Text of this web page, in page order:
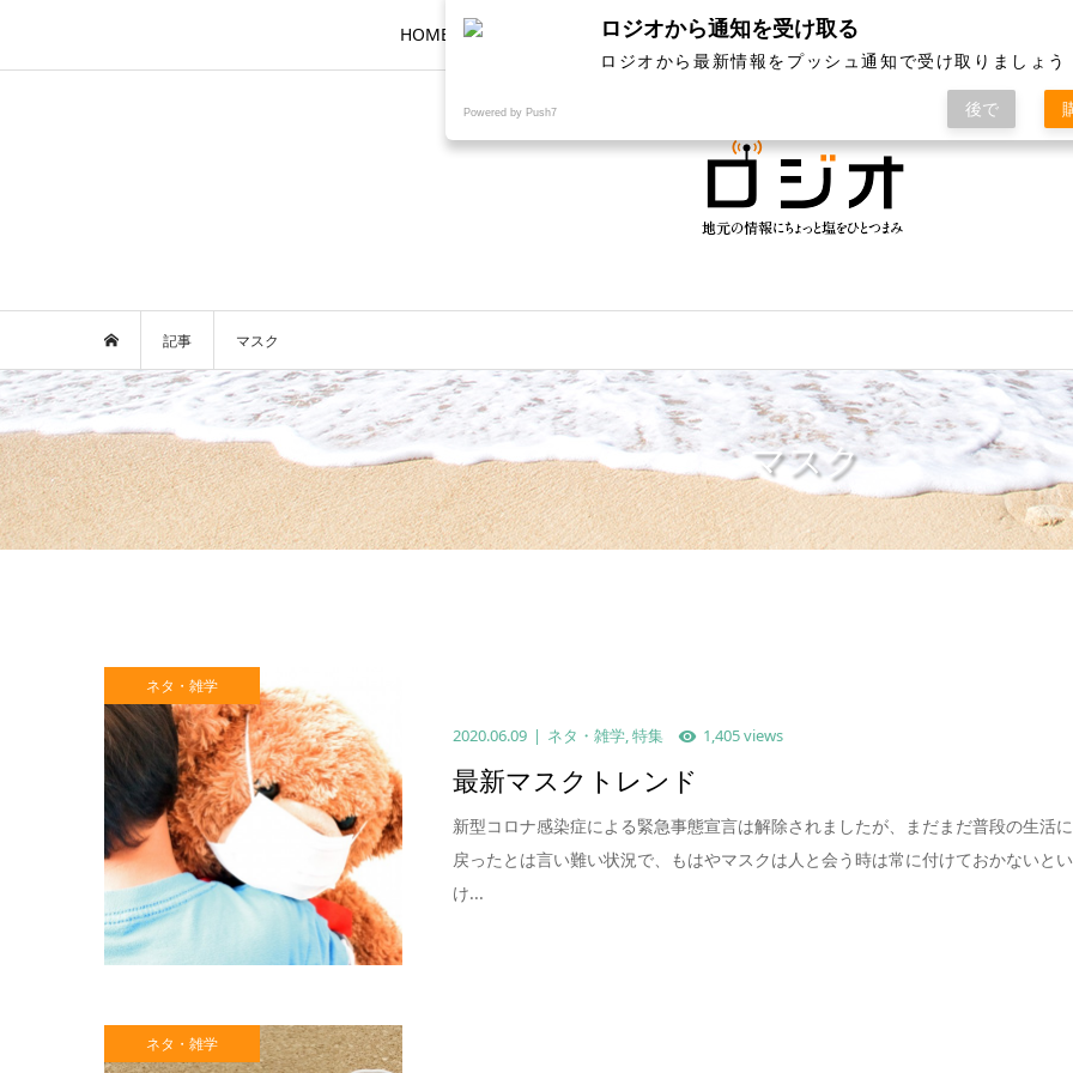
HOME ロジオって何？ 特集 記事ランキング
記事 マスク
マスク
ネタ・雑学
2020.06.09 ネタ・雑学,特集 1,405 views
最新マスクトレンド
新型コロナ感染症による緊急事態宣言は解除されましたが、まだまだ普段の生活に
戻ったとは言い難い状況で、もはやマスクは人と会う時は常に付けておかないとい
け...
ネタ・雑学
ロジオから通知を受け取る
ロジオから最新情報をプッシュ通知で受け取りましょう
Powered by Push7 後で